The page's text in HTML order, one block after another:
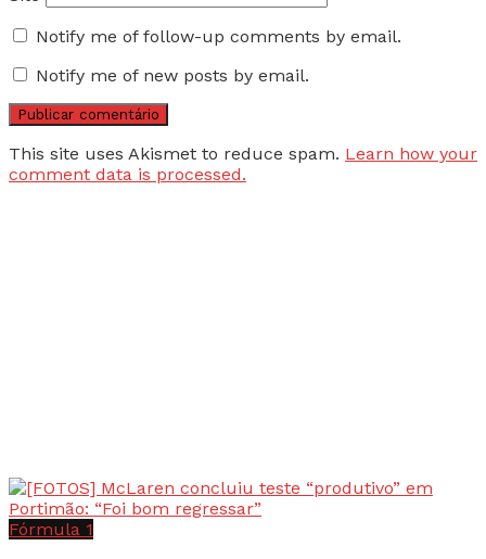
Notify me of follow-up comments by email.
Notify me of new posts by email.
This site uses Akismet to reduce spam. Learn how your
comment data is processed.
Fórmula 1